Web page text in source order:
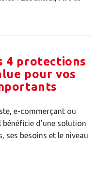
4 protections
pour vos
e-commerçant ou
d’une solution
ses besoins et le niveau